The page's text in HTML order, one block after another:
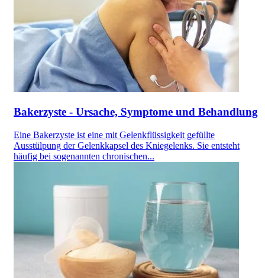
Bakerzyste - Ursache, Symptome und Behandlung
Eine Bakerzyste ist eine mit Gelenkflüssigkeit gefüllte
Ausstülpung der Gelenkkapsel des Kniegelenks. Sie entsteht
häufig bei sogenannten chronischen...